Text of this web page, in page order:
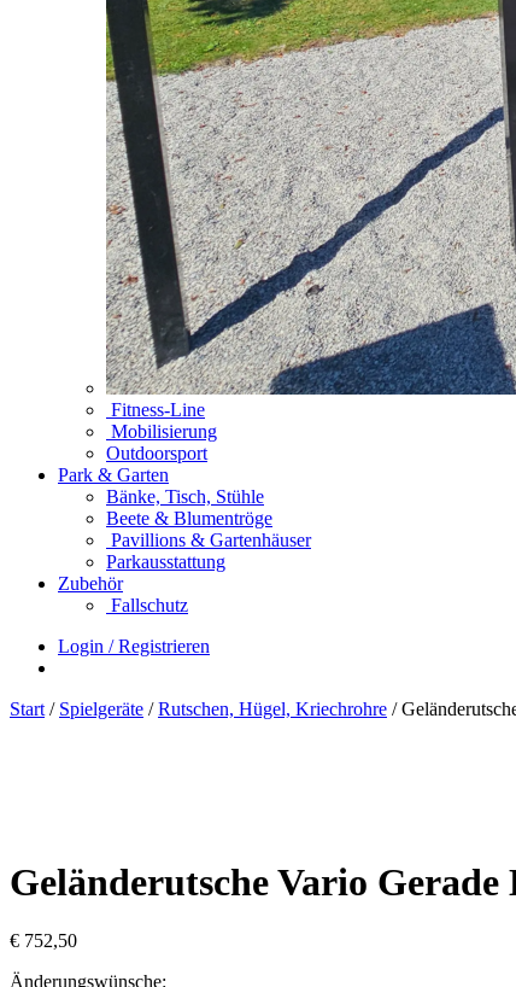
Fitness-Line
Mobilisierung
Outdoorsport
Park & Garten
Bänke, Tisch, Stühle
Beete & Blumentröge
Pavillions & Gartenhäuser
Parkausstattung
Zubehör
Fallschutz
Login / Registrieren
Start / Spielgeräte /Rutschen, Hügel, Kriechrohre /
Geländerutsche Vario Gerade
€ 752,50
Änderungswünsche: